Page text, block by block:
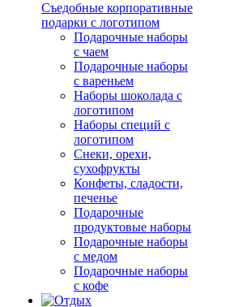
Съедобные корпоративные
подарки с логотипом
Подарочные наборы
с чаем
Подарочные наборы
с вареньем
Наборы шоколада с
логотипом
Наборы специй с
логотипом
Снеки, орехи,
сухофрукты
Конфеты, сладости,
печенье
Подарочные
продуктовые наборы
Подарочные наборы
с медом
Подарочные наборы
с кофе